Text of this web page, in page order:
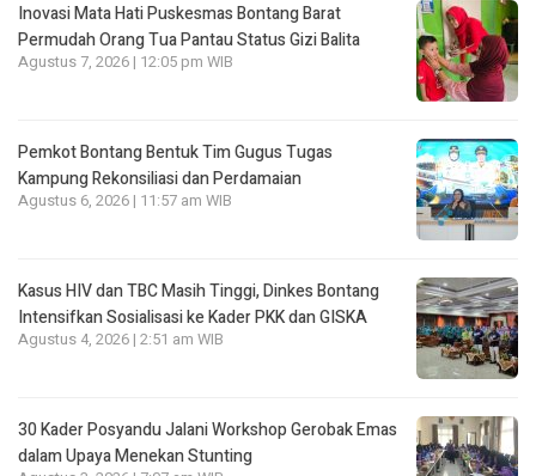
Inovasi Mata Hati Puskesmas Bontang Barat
Permudah Orang Tua Pantau Status Gizi Balita
Agustus 7, 2026 | 12:05 pm WIB
Pemkot Bontang Bentuk Tim Gugus Tugas
Kampung Rekonsiliasi dan Perdamaian
Agustus 6, 2026 | 11:57 am WIB
Kasus HIV dan TBC Masih Tinggi, Dinkes Bontang
Intensifkan Sosialisasi ke Kader PKK dan GISKA
Agustus 4, 2026 | 2:51 am WIB
30 Kader Posyandu Jalani Workshop Gerobak Emas
dalam Upaya Menekan Stunting